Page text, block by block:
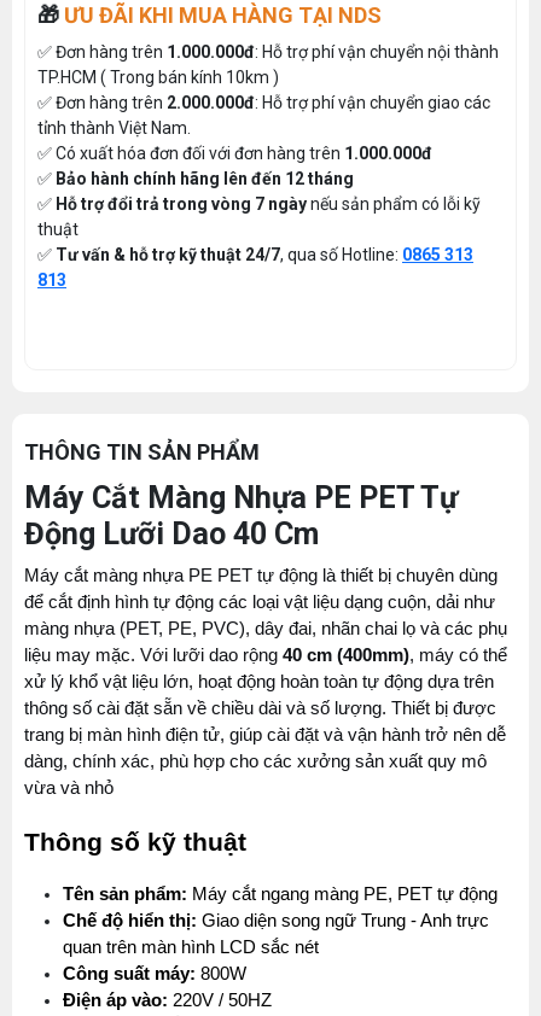
🎁 ƯU ĐÃI KHI MUA HÀNG TẠI NDS
✅ Đơn hàng trên 1.000.000đ: Hỗ trợ phí vận chuyển nội thành
TP.HCM ( Trong bán kính 10km )
✅ Đơn hàng trên 2.000.000đ: Hỗ trợ phí vận chuyển giao các
tỉnh thành Việt Nam.
✅ Có xuất hóa đơn đối với đơn hàng trên 1.000.000đ
✅ Bảo hành chính hãng lên đến 12 tháng
✅ Hỗ trợ đổi trả trong vòng 7 ngàynếu sản phẩm có lỗi kỹ
thuật
✅ Tư vấn & hỗ trợ kỹ thuật 24/7, qua số Hotline: 0865 313
813
THÔNG TIN SẢN PHẨM
Máy Cắt Màng Nhựa PE PET Tự
Động Lưỡi Dao 40 Cm
Máy cắt màng nhựa PE PET tự động là thiết bị chuyên dùng
để cắt định hình tự động các loại vật liệu dạng cuộn, dải như
màng nhựa (PET, PE, PVC), dây đai, nhãn chai lọ và các phụ
liệu may mặc. Với lưỡi dao rộng 40 cm (400mm), máy có thể
xử lý khổ vật liệu lớn, hoạt động hoàn toàn tự động dựa trên
thông số cài đặt sẵn về chiều dài và số lượng. Thiết bị được
trang bị màn hình điện tử, giúp cài đặt và vận hành trở nên dễ
dàng, chính xác, phù hợp cho các xưởng sản xuất quy mô
vừa và nhỏ
Thông số kỹ thuật
Tên sản phẩm: Máy cắt ngang màng PE, PET tự động
Chế độ hiển thị: Giao diện song ngữ Trung - Anh trực
quan trên màn hình LCD sắc nét
Công suất máy: 800W
Điện áp vào: 220V / 50HZ